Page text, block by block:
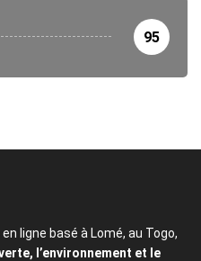
95
ligne basé à Lomé, au Togo,
l’environnement et le